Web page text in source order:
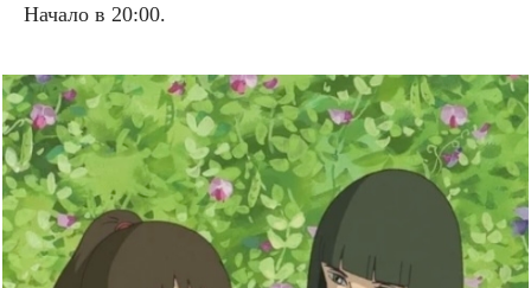
Начало в 20:00.